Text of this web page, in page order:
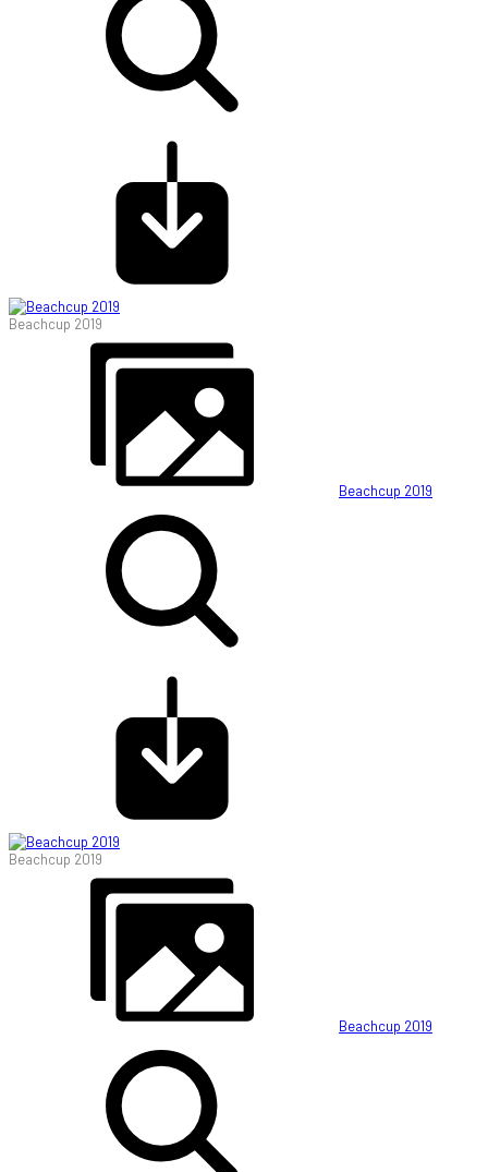
Beachcup 2019
Beachcup 2019
Beachcup 2019
Beachcup 2019